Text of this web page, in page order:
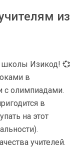
из
школы Изикод! 💞
в
с олимпиадами.
в
на этот
учителей.